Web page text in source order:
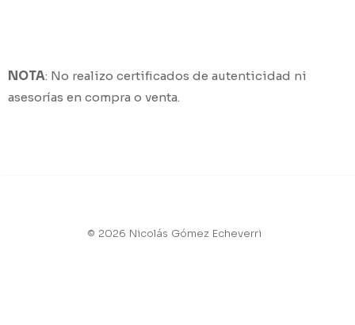
NOTA: No realizo certificados de autenticidad ni
asesorías en compra o venta.
© 2026 Nicolás Gómez Echeverri